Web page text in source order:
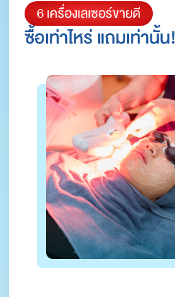
6 เครื่องเลเซอร์ขายดี
ซื้อเท่าไหร่ แถมเท่านั้น!